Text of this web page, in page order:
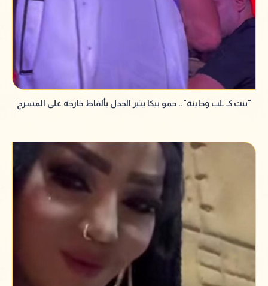
"بنت كـ ـلب وخاينة".. حمو بيكا يثير الجدل بألفاظ خارجة على المسرح